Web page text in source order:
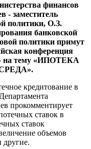
финансов
- заместитель
политики, О.З.
банковской
политики примут
конференция
на тему «ИПОТЕКА
кредитование в
прокомментирует
ставок в
ставок
объемов
другие.